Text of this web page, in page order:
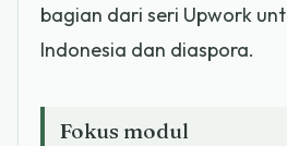
bagian dari seri Upwork
Indonesia dan diaspora.
Fokus modul